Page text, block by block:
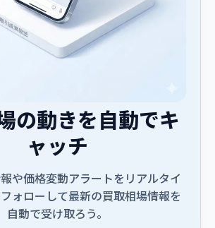
の動きを自動でキ
ャッチ
や価格変動アラートをリアルタイ
ォローして最新の買取相場情報を
自動で受け取ろう。